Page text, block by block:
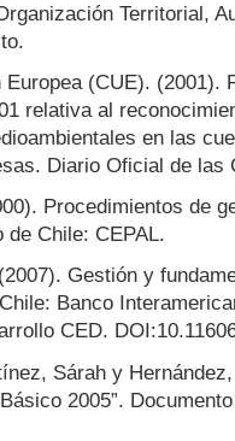
Territorial,
(CUE). (2001).
relativa al
en las
Diario Oficial de las
Procedimientos de
de Chile: CEPAL.
Gestión y
Banco
CED.
Sárah y
2005”.